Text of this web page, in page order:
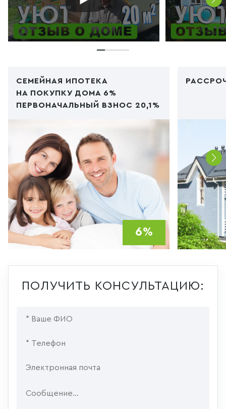
СЕМЕЙНАЯ ИПОТЕКА
НА ПОКУПКУ ДОМА 6%
ПЕРВОНАЧАЛЬНЫЙ ВЗНОС 20,1%
Код PHP/img/ipoteka1.jpg"
type="image/webp">
6%
ПОЛУЧИТЬ КОНСУЛЬТАЦИЮ: